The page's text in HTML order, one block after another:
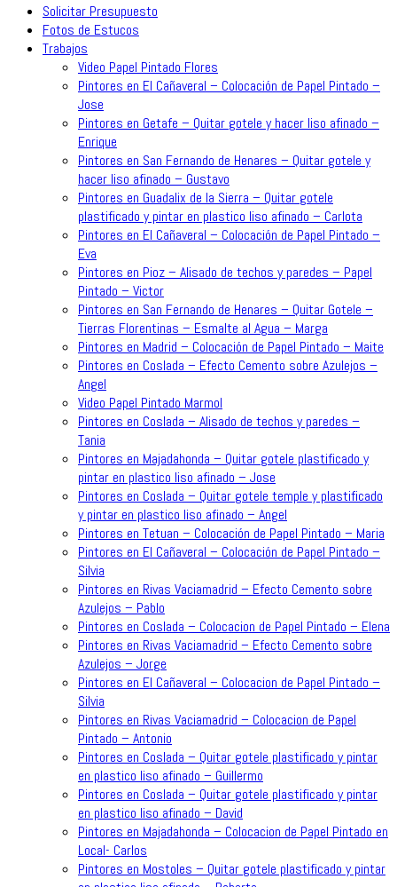
Solicitar Presupuesto
Fotos de Estucos
Trabajos
Video Papel Pintado Flores
Pintores en El Cañaveral – Colocación de Papel Pintado –
Jose
Pintores en Getafe – Quitar gotele y hacer liso afinado –
Enrique
Pintores en San Fernando de Henares – Quitar gotele y
hacer liso afinado – Gustavo
Pintores en Guadalix de la Sierra – Quitar gotele
plastificado y pintar en plastico liso afinado – Carlota
Pintores en El Cañaveral – Colocación de Papel Pintado –
Eva
Pintores en Pioz – Alisado de techos y paredes – Papel
Pintado – Victor
Pintores en San Fernando de Henares – Quitar Gotele –
Tierras Florentinas – Esmalte al Agua – Marga
Pintores en Madrid – Colocación de Papel Pintado – Maite
Pintores en Coslada – Efecto Cemento sobre Azulejos –
Angel
Video Papel Pintado Marmol
Pintores en Coslada – Alisado de techos y paredes –
Tania
Pintores en Majadahonda – Quitar gotele plastificado y
pintar en plastico liso afinado – Jose
Pintores en Coslada – Quitar gotele temple y plastificado
y pintar en plastico liso afinado – Angel
Pintores en Tetuan – Colocación de Papel Pintado – Maria
Pintores en El Cañaveral – Colocación de Papel Pintado –
Silvia
Pintores en Rivas Vaciamadrid – Efecto Cemento sobre
Azulejos – Pablo
Pintores en Coslada – Colocacion de Papel Pintado – Elena
Pintores en Rivas Vaciamadrid – Efecto Cemento sobre
Azulejos – Jorge
Pintores en El Cañaveral – Colocacion de Papel Pintado –
Silvia
Pintores en Rivas Vaciamadrid – Colocacion de Papel
Pintado – Antonio
Pintores en Coslada – Quitar gotele plastificado y pintar
en plastico liso afinado – Guillermo
Pintores en Coslada – Quitar gotele plastificado y pintar
en plastico liso afinado – David
Pintores en Majadahonda – Colocacion de Papel Pintado en
Local- Carlos
Pintores en Mostoles – Quitar gotele plastificado y pintar